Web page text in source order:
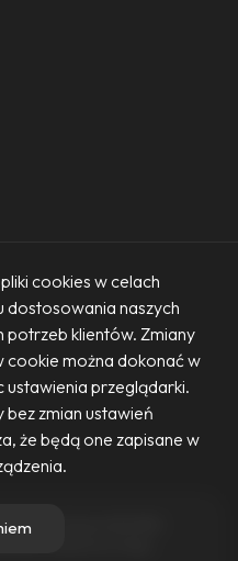
Dennis © 2026
cookies w celach
dostosowania naszych
klientów. Zmiany
cookie można dokonać w
przeglądarki.
bez zmian ustawień
że będą one zapisane w